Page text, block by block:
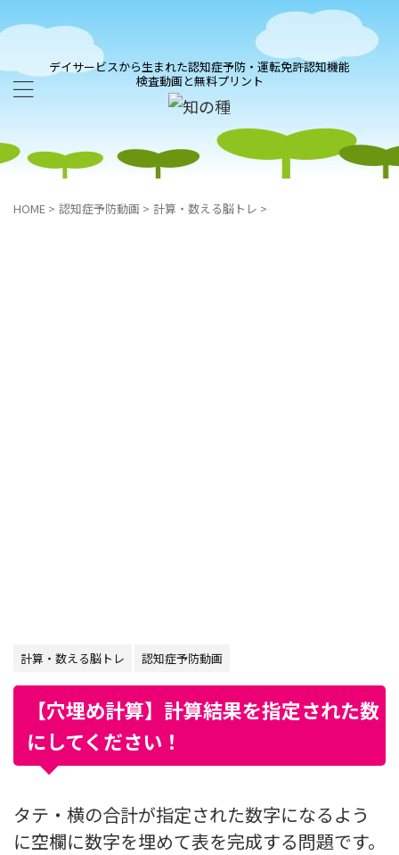
デイサービスから生まれた認知症予防・運転免許認知機能
検査動画と無料プリント
HOME > 認知症予防動画 > 計算・数える脳トレ >
計算・数える脳トレ 認知症予防動画
【穴埋め計算】計算結果を指定された数
にしてください！
タテ・横の合計が指定された数字になるよう
に空欄に数字を埋めて表を完成する問題です。